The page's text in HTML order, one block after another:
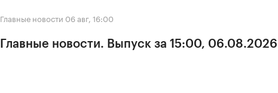
Главные новости 06 авг, 16:00
Главные новости. Выпуск за 15:00, 06.08.2026